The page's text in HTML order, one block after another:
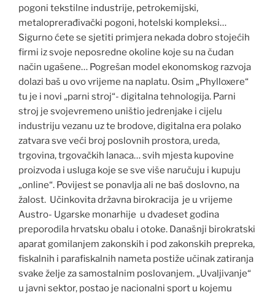
pogoni tekstilne industrije, petrokemijski,
metaloprerađivački pogoni, hotelski kompleksi…
Sigurno ćete se sjetiti primjera nekada dobro stojećih
firmi iz svoje neposredne okoline koje su na čudan
način ugašene… Pogrešan model ekonomskog razvoja
dolazi baš u ovo vrijeme na naplatu. Osim „Phylloxere“
tu je i novi „parni stroj“- digitalna tehnologija. Parni
stroj je svojevremeno uništio jedrenjake i cijelu
industriju vezanu uz te brodove, digitalna era polako
zatvara sve veći broj poslovnih prostora, ureda,
trgovina, trgovačkih lanaca… svih mjesta kupovine
proizvoda i usluga koje se sve više naručuju i kupuju
„online“. Povijest se ponavlja ali ne baš doslovno, na
žalost. Učinkovita državna birokracija je u vrijeme
Austro- Ugarske monarhije u dvadeset godina
preporodila hrvatsku obalu i otoke. Današnji birokratski
aparat gomilanjem zakonskih i pod zakonskih prepreka,
fiskalnih i parafiskalnih nameta postiže učinak zatiranja
svake želje za samostalnim poslovanjem. „Uvaljivanje“
u javni sektor, postao je nacionalni sport u kojemu